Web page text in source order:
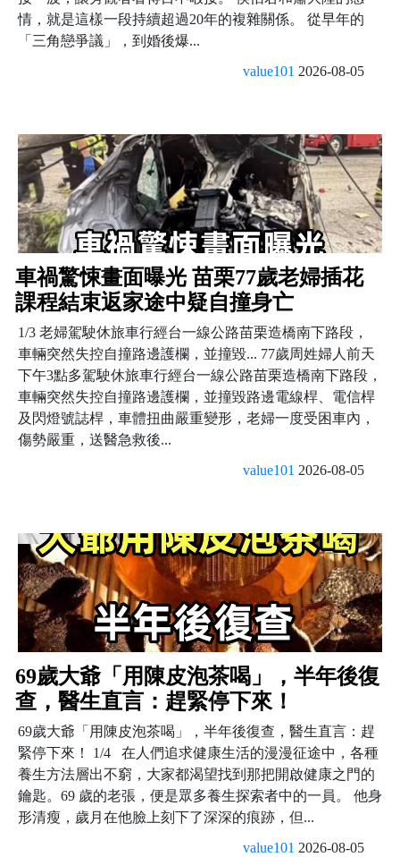
情，就是這樣一段持續超過20年的複雜關係。 從早年的
「三角戀爭議」，到婚後爆...
value101 2026-08-05
車禍驚悚畫面曝光 苗栗77歲老婦插花
課程結束返家途中疑自撞身亡
1/3 老婦駕駛休旅車行經台一線公路苗栗造橋南下路段，
車輛突然失控自撞路邊護欄，並撞毀... 77歲周姓婦人前天
下午3點多駕駛休旅車行經台一線公路苗栗造橋南下路段，
車輛突然失控自撞路邊護欄，並撞毀路邊電線桿、電信桿
及閃燈號誌桿，車體扭曲嚴重變形，老婦一度受困車內，
傷勢嚴重，送醫急救後...
value101 2026-08-05
69歲大爺「用陳皮泡茶喝」，半年後復
查，醫生直言：趕緊停下來！
69歲大爺「用陳皮泡茶喝」，半年後復查，醫生直言：趕
緊停下來！ 1/4 在人們追求健康生活的漫漫征途中，各種
養生方法層出不窮，大家都渴望找到那把開啟健康之門的
鑰匙。69 歲的老張，便是眾多養生探索者中的一員。 他身
形清瘦，歲月在他臉上刻下了深深的痕跡，但...
value101 2026-08-05